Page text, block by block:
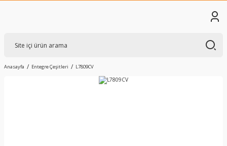
Anasayfa Entegre Çeşitleri L7809CV